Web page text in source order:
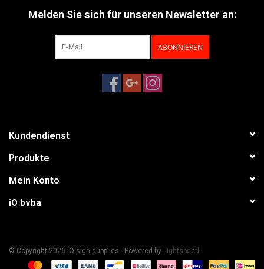
Melden Sie sich für unseren Newsletter an:
ABONNIEREN
Kundendienst
Produkte
Mein Konto
iO bvba
© Copyright 2026 iO-sign supplies - Powered by Lightspeed